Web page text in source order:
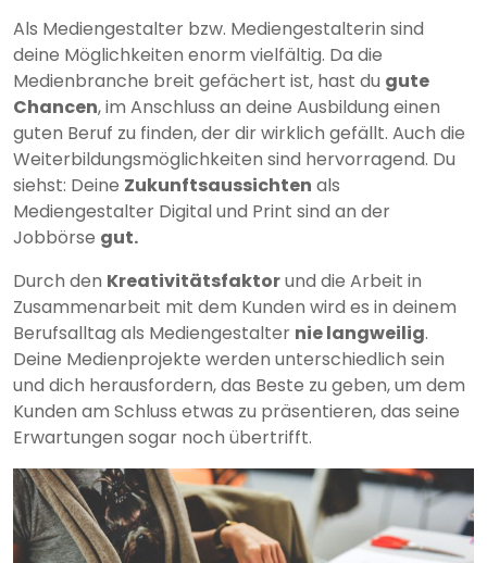
Als Mediengestalter bzw. Mediengestalterin sind
deine Möglichkeiten enorm vielfältig. Da die
Medienbranche breit gefächert ist, hast du gute
Chancen, im Anschluss an deine Ausbildung einen
guten Beruf zu finden, der dir wirklich gefällt. Auch die
Weiterbildungsmöglichkeiten sind hervorragend. Du
siehst: Deine Zukunftsaussichten als
Mediengestalter Digital und Print sind an der
Jobbörse gut.
Durch den Kreativitätsfaktorund die Arbeit in
Zusammenarbeit mit dem Kunden wird es in deinem
Berufsalltag als Mediengestalter nie langweilig.
Deine Medienprojekte werden unterschiedlich sein
und dich herausfordern, das Beste zu geben, um dem
Kunden am Schluss etwas zu präsentieren, das seine
Erwartungen sogar noch übertrifft.